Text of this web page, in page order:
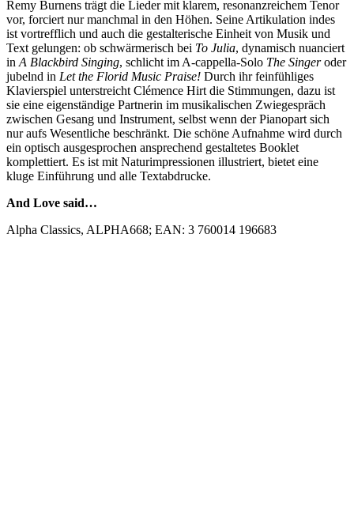
Remy Burnens trägt die Lieder mit klarem, resonanzreichem Tenor
vor, forciert nur manchmal in den Höhen. Seine Artikulation indes
ist vortrefflich und auch die gestalterische Einheit von Musik und
Text gelungen: ob schwärmerisch bei To Julia, dynamisch nuanciert
in A Blackbird Singing, schlicht im A-cappella-Solo The Singeroder
jubelnd in Let the Florid Music Praise! Durch ihr feinfühliges
Klavierspiel unterstreicht Clémence Hirt die Stimmungen, dazu ist
sie eine eigenständige Partnerin im musikalischen Zwiegespräch
zwischen Gesang und Instrument, selbst wenn der Pianopart sich
nur aufs Wesentliche beschränkt. Die schöne Aufnahme wird durch
ein optisch ausgesprochen ansprechend gestaltetes Booklet
komplettiert. Es ist mit Naturimpressionen illustriert, bietet eine
kluge Einführung und alle Textabdrucke.
And Love said…
Alpha Classics, ALPHA668; EAN: 3 760014 196683